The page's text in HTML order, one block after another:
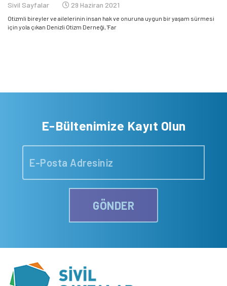
Sivil Sayfalar 29 Haziran 2021
Otizmli bireyler ve ailelerinin insan hak ve onuruna uygun bir yaşam sürmesi
için yola çıkan Denizli Otizm Derneği, 'Far
E-Bültenimize Kayıt Olun
GÖNDER